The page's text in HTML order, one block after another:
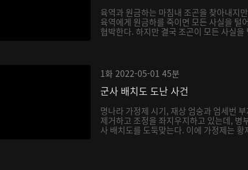
육역과 원금하는 마침내 조곤을 찾아내지
육역에게 원금하를 죽이면 모든 사실을 털
협박한다. 하지만 결국 조곤이 모든 사실을
1화 2022-05-01 45분
군사 배치도 도난 사건
명나라 가정제 시기, 재상 엄숭과 엄세번
제거하고 조정을 좌지우지하고 있는데, 병
사 배치도를 도둑맞는다. 이에 가정제는 황